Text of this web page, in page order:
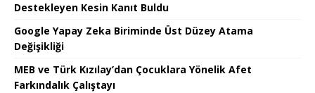
Destekleyen Kesin Kanıt Buldu
Google Yapay Zeka Biriminde Üst Düzey Atama
Değişikliği
MEB ve Türk Kızılay’dan Çocuklara Yönelik Afet
Farkındalık Çalıştayı